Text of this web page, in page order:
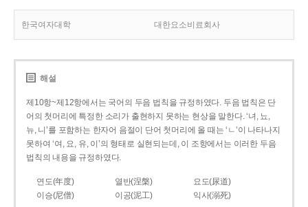
한국여자대학 대한요소비료회사
해설
제10항~제12항에서는 국어의 두음 법칙을 규정하였다. 두음 법칙은 단
어의 첫머리에 특정한 소리가 출현하지 못하는 현상을 말한다. ‘녀, 뇨,
뉴, 니’를 포함하는 한자어 음절이 단어 첫머리에 올 때는 ‘ㄴ’이 나타나지
못하여 ‘여, 요, 유, 이’의 형태로 실현되는데, 이 조항에서는 이러한 두음
법칙의 내용을 규정하였다.
연도(年度) 열반(涅槃)
요도(尿道)
이승(尼僧)
이공(泥工) 익사(溺死)